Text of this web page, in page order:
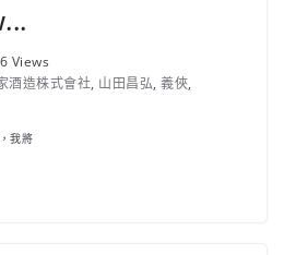
Views
酒造株式會社, 山田昌弘, 義俠,
我將